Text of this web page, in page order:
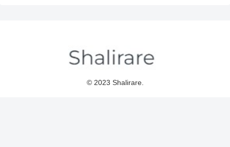
© 2023 Shalirare.